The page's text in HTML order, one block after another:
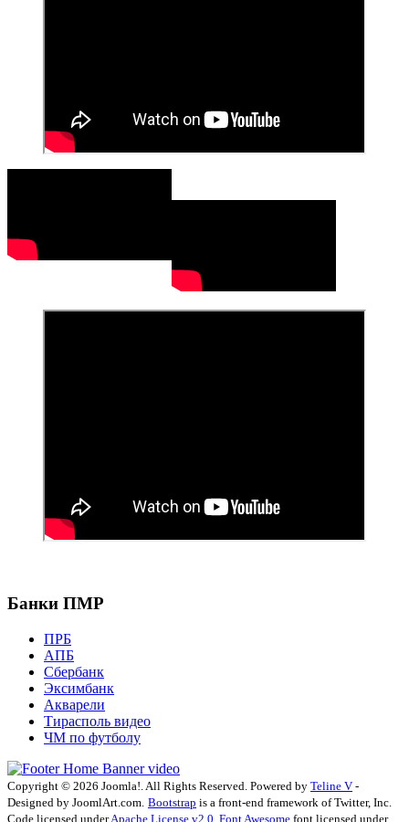
Банки ПМР
ПРБ
АПБ
Сбербанк
Эксимбанк
Акварели
Тирасполь видео
ЧМ по футболу
Copyright © 2026 Joomla!. All Rights Reserved. Powered by Teline V -
Designed by JoomlArt.com. Bootstrap is a front-end framework of Twitter, Inc.
Code licensed underApache License v2.0 Font Awesome font licensed under